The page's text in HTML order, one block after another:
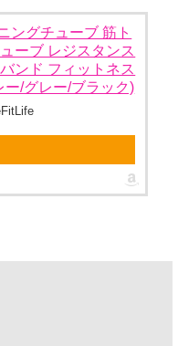
ングチューブ 筋ト
ーブ レジスタンス
ンド フィットネス
ー/グレー/ブラック)